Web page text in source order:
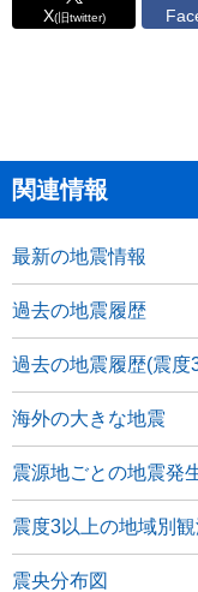
X(旧twitter)
関連情報
最新の地震情報
過去の地震履歴
過去の地震履歴(震度
海外の大きな地震
震源地ごとの地震発
震度3以上の地域別
震央分布図